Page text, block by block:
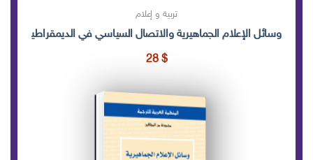
تربية و إعلام
وسائل الإعلام الجماهيرية والاتصال السياسي في الديمقراطيات
28 $